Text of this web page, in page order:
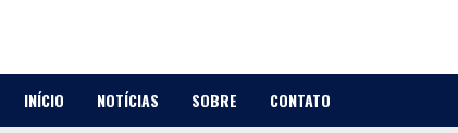
INÍCIO NOTÍCIAS SOBRE CONTATO